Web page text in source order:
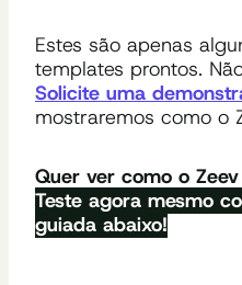
Estes são apenas
templates prontos.
Solicite uma
mostraremos como o
Quer ver como o
Teste agora mesmo
guiada abaixo!